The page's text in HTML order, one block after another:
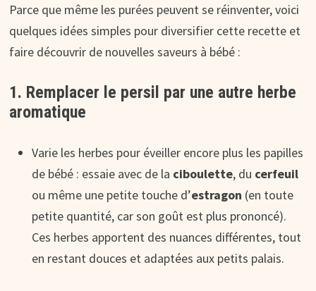
Parce que même les purées peuvent se réinventer, voici
quelques idées simples pour diversifier cette recette et
faire découvrir de nouvelles saveurs à bébé :
1. Remplacer le persil par une autre herbe
aromatique
Varie les herbes pour éveiller encore plus les papilles
de bébé : essaie avec de la ciboulette, du cerfeuil
ou même une petite touche d’estragon (en toute
petite quantité, car son goût est plus prononcé).
Ces herbes apportent des nuances différentes, tout
en restant douces et adaptées aux petits palais.